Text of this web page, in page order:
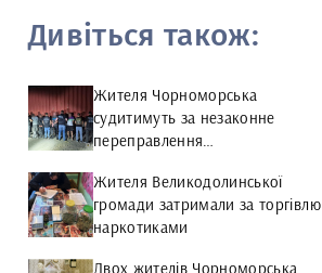
Дивіться також:
Жителя Чорноморська
судитимуть за незаконне
переправлення
кордон
Жителя Великодолинської
громади затримали за торгівлю
наркотиками
Двох жителів Чорноморська